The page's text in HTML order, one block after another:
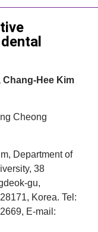
Chang-Hee Kim
Cheong
Department of
38
gu,
Korea. Tel:
E-mail: